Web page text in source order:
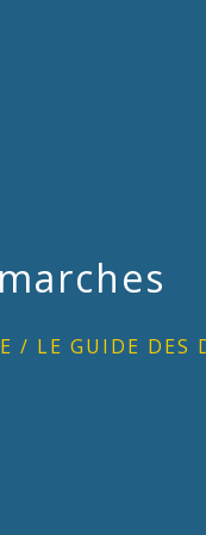
/ LE GUIDE DES